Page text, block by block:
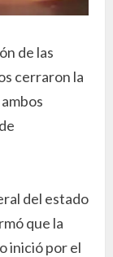
de las
cerraron la
del estado
que la
inició por el